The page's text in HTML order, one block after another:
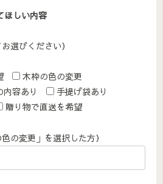
ほしい内容
選びください）
木枠の色の変更
容あり
手提げ袋あり
贈り物で直送を希望
の変更」を選択した方）